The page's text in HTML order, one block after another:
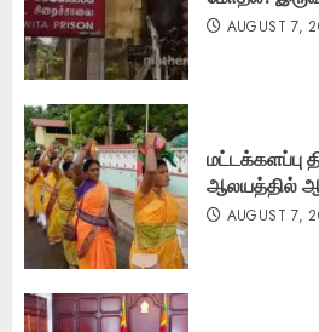
AUGUST 7,
மட்டக்களப்பு
ஆலயத்தில்
AUGUST 7,